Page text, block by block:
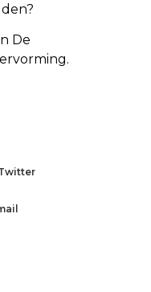
De